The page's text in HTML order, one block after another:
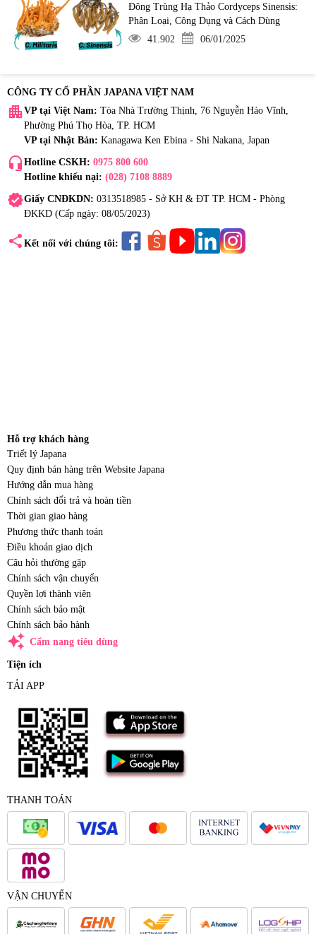
Đông Trùng Hạ Thảo Cordyceps Sinensis:
Phân Loại, Công Dụng và Cách Dùng
41.902
06/01/2025
CÔNG TY CỔ PHẦN JAPANA VIỆT NAM
apartment VP tại Việt Nam: Tòa Nhà Trường Thịnh, 76 Nguyễn Háo Vĩnh,
Phường Phú Thọ Hòa, TP. HCM
VP tại Nhật Bản: Kanagawa Ken Ebina - Shi Nakana, Japan
headset_mic Hotline CSKH: 0975 800 600
Hotline khiếu nại: (028) 7108 8889
verifiedGiấy CNĐKDN: 0313518985 - Sở KH & ĐT TP. HCM - Phòng
ĐKKD (Cấp ngày: 08/05/2023)
share Kết nối với chúng tôi:
Hỗ trợ khách hàng
Triết lý Japana
Quy định bán hàng trên Website Japana
Hướng dẫn mua hàng
Chính sách đổi trả và hoàn tiền
Thời gian giao hàng
Phương thức thanh toán
Điều khoản giao dịch
Câu hỏi thường gặp
Chính sách vận chuyển
Quyền lợi thành viên
Chính sách bảo mật
Chính sách bảo hành
auto_awesome Cẩm nang tiêu dùng
Tiện ích
TẢI APP
THANH TOÁN
VẬN CHUYỂN